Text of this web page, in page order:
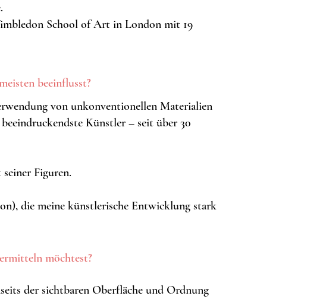
School of Art in London mit 19
beeinflusst?
von unkonventionellen Materialien
Künstler – seit über 30
Figuren.
die meine künstlerische Entwicklung stark
möchtest?
der sichtbaren Oberfläche und Ordnung